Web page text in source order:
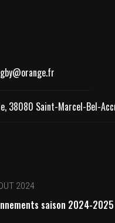
38080 Saint-Marcel-Bel-
2024
saison 2024-